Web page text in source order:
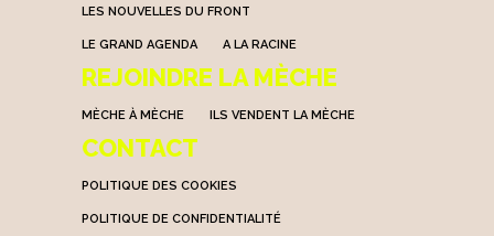
LES NOUVELLES DU FRONT
LE GRAND AGENDA A LA RACINE
REJOINDRE LA MÈCHE
MÈCHE À MÈCHE ILS VENDENT LA MÈCHE
CONTACT
POLITIQUE DES COOKIES
POLITIQUE DE CONFIDENTIALITÉ